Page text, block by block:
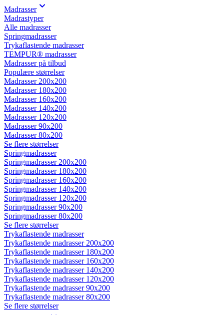
Madrasser
Madrastyper
Alle madrasser
Springmadrasser
Trykaflastende madrasser
TEMPUR® madrasser
Madrasser på tilbud
Populære størrelser
Madrasser 200x200
Madrasser 180x200
Madrasser 160x200
Madrasser 140x200
Madrasser 120x200
Madrasser 90x200
Madrasser 80x200
Se flere størrelser
Springmadrasser
Springmadrasser 200x200
Springmadrasser 180x200
Springmadrasser 160x200
Springmadrasser 140x200
Springmadrasser 120x200
Springmadrasser 90x200
Springmadrasser 80x200
Se flere størrelser
Trykaflastende madrasser
Trykaflastende madrasser 200x200
Trykaflastende madrasser 180x200
Trykaflastende madrasser 160x200
Trykaflastende madrasser 140x200
Trykaflastende madrasser 120x200
Trykaflastende madrasser 90x200
Trykaflastende madrasser 80x200
Se flere størrelser